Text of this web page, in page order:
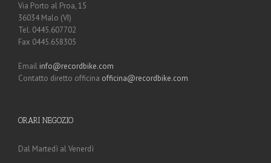
Via Porto al Proa, 15
36034 Malo (VI)
Tel. 0445.607702
Fax 0445.658305
Email info@recordbike.com
Contatto diretto officina officina@recordbike.com
ORARI NEGOZIO
Dal Martedì al Venerdì